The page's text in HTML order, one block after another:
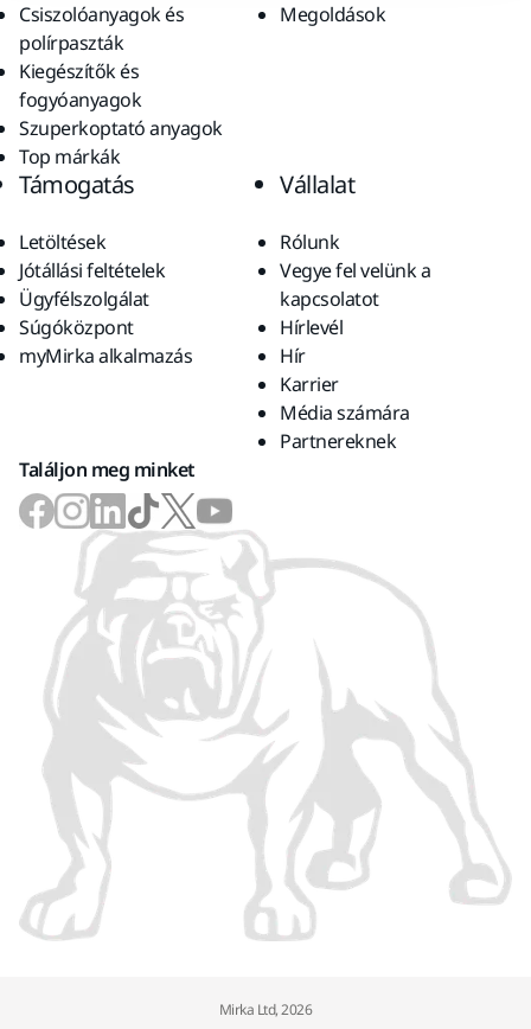
Csiszolóanyagok és
polírpaszták
Kiegészítők és
fogyóanyagok
Szuperkoptató anyagok
Top márkák
Megoldások
Támogatás
Letöltések
Jótállási feltételek
Ügyfélszolgálat
Súgóközpont
myMirka alkalmazás
Vállalat
Rólunk
Vegye fel velünk a
kapcsolatot
Hírlevél
Hír
Karrier
Média számára
Partnereknek
Találjon meg minket
Mirka Ltd, 2026